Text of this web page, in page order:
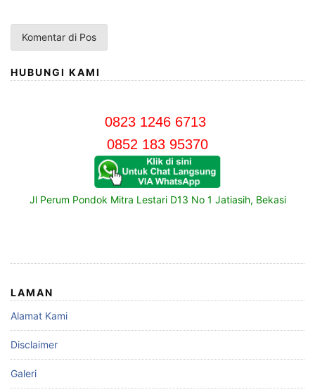
HUBUNGI KAMI
0823 1246 6713
0852 183 95370
Jl Perum Pondok Mitra Lestari D13 No 1 Jatiasih, Bekasi
LAMAN
Alamat Kami
Disclaimer
Galeri